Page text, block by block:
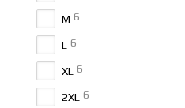
M 6
L 6
XL 6
2XL 6